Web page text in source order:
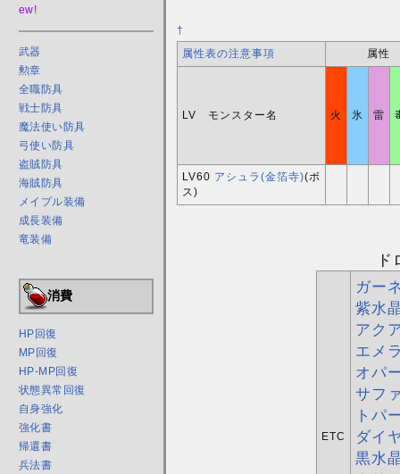
ew!
武器
勲章
全職防具
戦士防具
魔法使い防具
弓使い防具
盗賊防具
海賊防具
メイプル装備
成長装備
竜装備
消費
HP回復
MP回復
HP-MP回復
状態異常回復
自身強化
強化書
帰還書
兵法書
†
属性表の注意事項
属性
LV モンスター名 火 氷 雷
LV60 アシュラ(金箔寺)(ボ
ス)
ETC
ガー
紫水
アク
エメ
オパ
サフ
トパ
ダイ
黒水